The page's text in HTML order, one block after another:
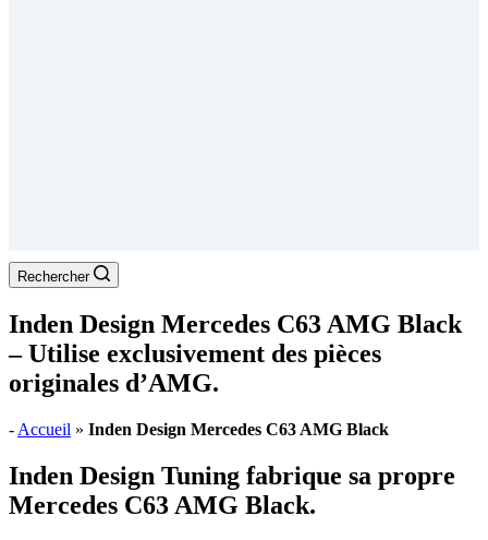
Rechercher
Inden Design Mercedes C63 AMG Black
– Utilise exclusivement des pièces
originales d’AMG.
- Accueil » Inden Design Mercedes C63 AMG Black
Inden Design Tuning fabrique sa propre
Mercedes C63 AMG Black.